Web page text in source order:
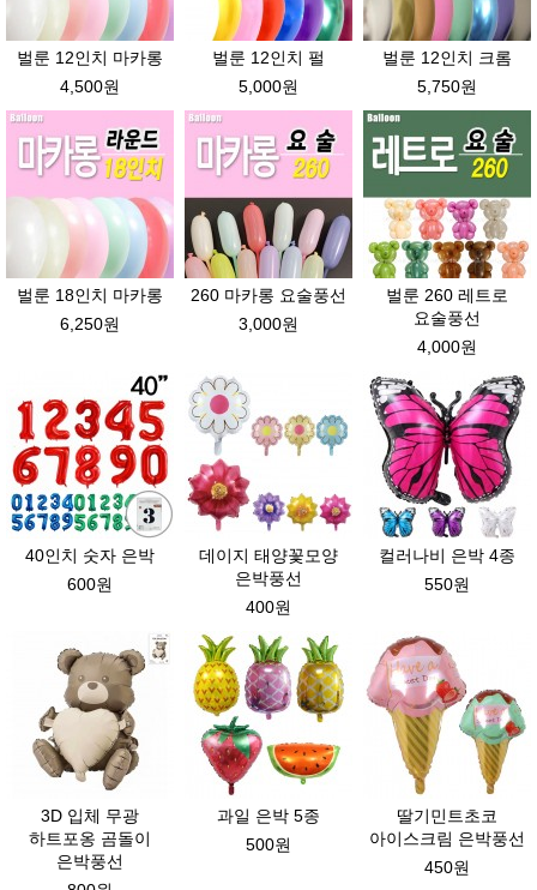
벌룬 12인치 마카롱
4,500원
벌룬 12인치 펄
5,000원
벌룬 12인치 크롬
5,750원
벌룬 18인치 마카롱
6,250원
260 마카롱 요술풍선
3,000원
벌룬 260 레트로
요술풍선
4,000원
40인치 숫자 은박
600원
데이지 태양꽃모양
은박풍선
400원
컬러나비 은박 4종
550원
3D 입체 무광
하트포옹 곰돌이
은박풍선
과일 은박 5종
500원
딸기민트초코
아이스크림 은박풍선
450원